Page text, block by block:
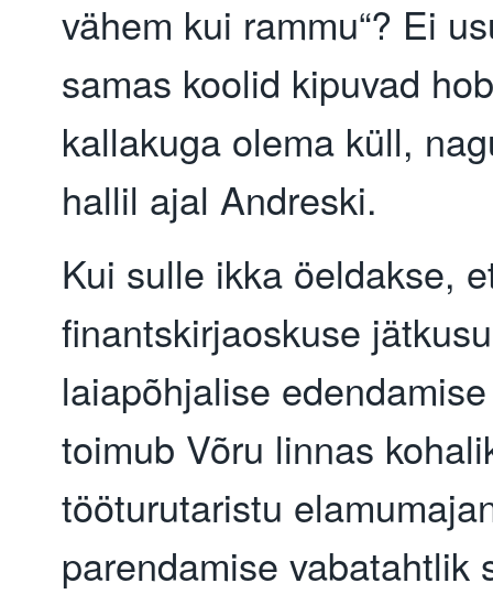
vähem kui rammu“? Ei
samas koolid kipuvad
kallakuga olema küll,
hallil ajal Andreski.
Kui sulle ikka öeldakse,
finantskirjaoskuse
laiapõhjalise
toimub Võru linnas
tööturutaristu
parendamise vabatahtlik